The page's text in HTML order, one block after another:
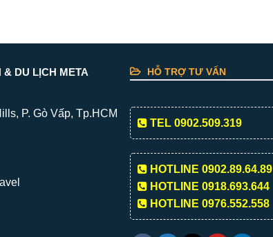
DU LỊCH META
P. Gò Vấp, Tp.HCM
HỖ TRỢ TƯ VẤN
TEL 0902.509.319
HOTLINE 0902.89.64.89
HOTLINE 0918.693.644
HOTLINE 0976.552.558